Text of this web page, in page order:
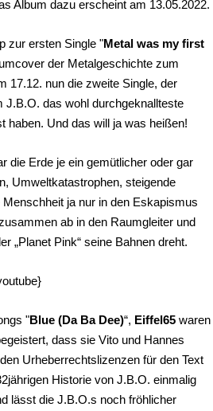
Album dazu erscheint am 13.05.2022.
zur ersten Single "Metal was my first
der Metalgeschichte zum
17.12. nun die zweite Single, der
J.B.O. das wohl durchgeknallteste
haben. Und das will ja was heißen!
die Erde je ein gemütlicher oder gar
Umweltkatastrophen, steigende
ja nur in den Eskapismus
ab in den Raumgleiter und
„Planet Pink“ seine Bahnen dreht.
"Blue (Da Ba Dee)“, Eiffel65 waren
dass sie Vito und Hannes
Urheberrechtslizenzen für den Text
Historie von J.B.O. einmalig
lässt die J.B.O.s noch fröhlicher